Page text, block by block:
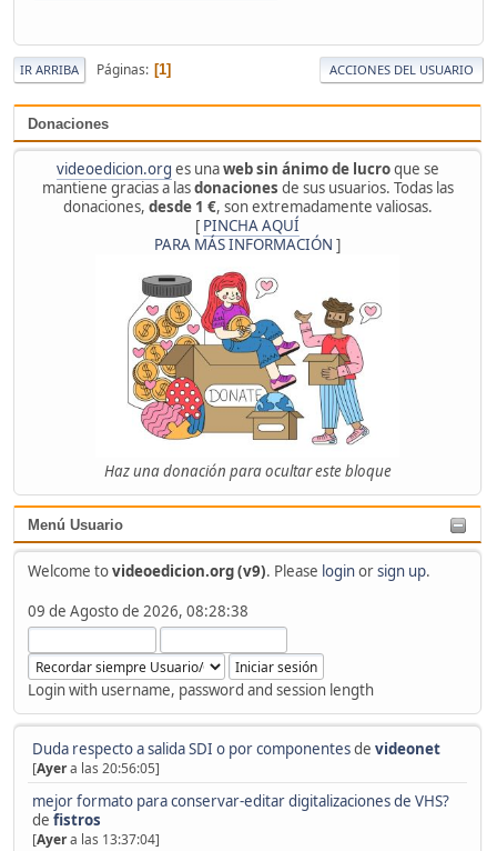
Donaciones
videoedicion.org es unaweb sin ánimo de lucroque se
mantiene gracias a lasdonaciones de sus usuarios. Todas las
donaciones, desde 1 €, son extremadamente valiosas.
[ PINCHA AQUÍ
PARA MÁS INFORMACIÓN ]
Haz una donación para ocultar este bloque
Menú Usuario
Welcome tovideoedicion.org (v9). Please loginorsign up.
09 de Agosto de 2026, 08:28:38
Login with username, password and session length
Duda respecto a salida SDI o por componentesde videonet
[Ayera las 20:56:05]
mejor formato para conservar-editar digitalizaciones de VHS?
de fistros
[Ayera las 13:37:04]
IR ARRIBA Páginas 1 ACCIONES DEL USUARIO